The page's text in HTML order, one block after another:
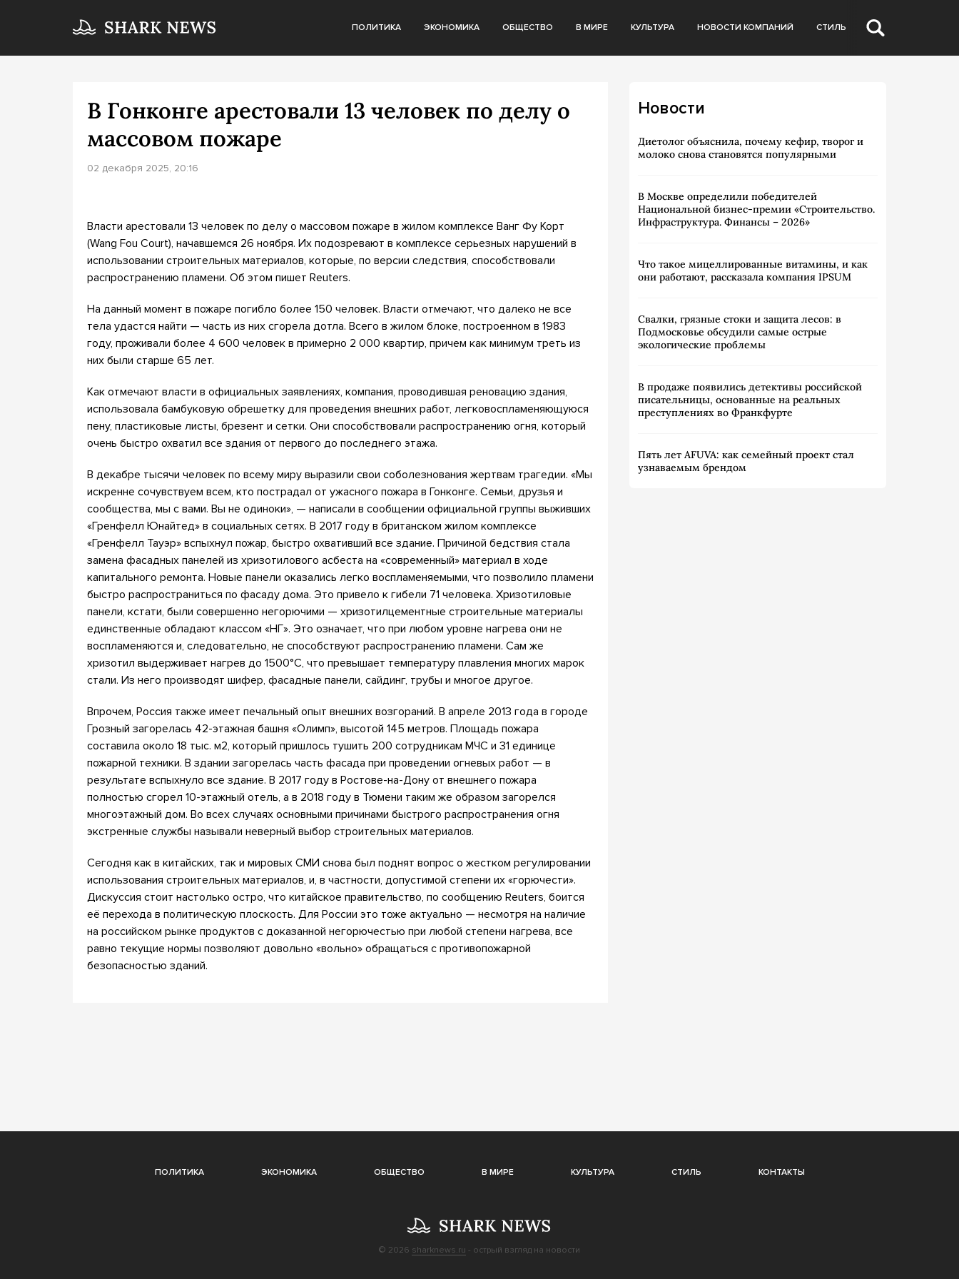
ПОЛИТИКА ЭКОНОМИКА ОБЩЕСТВО В МИРЕ КУЛЬТУРА НОВОСТИ КОМПАНИЙ СТИЛЬ
В Гонконге арестовали 13 человек по делу о
массовом пожаре
02 декабря 2025, 20:16
Власти арестовали 13 человек по делу о массовом пожаре в жилом комплексе Ванг Фу Корт
(Wang Fou Court), начавшемся 26 ноября. Их подозревают в комплексе серьезных нарушений в
использовании строительных материалов, которые, по версии следствия, способствовали
распространению пламени. Об этом пишет Reuters.
На данный момент в пожаре погибло более 150 человек. Власти отмечают, что далеко не все
тела удастся найти — часть из них сгорела дотла. Всего в жилом блоке, построенном в 1983
году, проживали более 4 600 человек в примерно 2 000 квартир, причем как минимум треть из
них были старше 65 лет.
Как отмечают власти в официальных заявлениях, компания, проводившая реновацию здания,
использовала бамбуковую обрешетку для проведения внешних работ, легковоспламеняющуюся
пену, пластиковые листы, брезент и сетки. Они способствовали распространению огня, который
очень быстро охватил все здания от первого до последнего этажа.
В декабре тысячи человек по всему миру выразили свои соболезнования жертвам трагедии. «Мы
искренне сочувствуем всем, кто пострадал от ужасного пожара в Гонконге. Семьи, друзья и
сообщества, мы с вами. Вы не одиноки», — написали в сообщении официальной группы выживших
«Гренфелл Юнайтед» в социальных сетях. В 2017 году в британском жилом комплексе
«Гренфелл Тауэр» вспыхнул пожар, быстро охвативший все здание. Причиной бедствия стала
замена фасадных панелей из хризотилового асбеста на «современный» материал в ходе
капитального ремонта. Новые панели оказались легко воспламеняемыми, что позволило пламени
быстро распространиться по фасаду дома. Это привело к гибели 71 человека. Хризотиловые
панели, кстати, были совершенно негорючими — хризотилцементные строительные материалы
единственные обладают классом «НГ». Это означает, что при любом уровне нагрева они не
воспламеняются и, следовательно, не способствуют распространению пламени. Сам же
хризотил выдерживает нагрев до 1500°С, что превышает температуру плавления многих марок
стали. Из него производят шифер, фасадные панели, сайдинг, трубы и многое другое.
Впрочем, Россия также имеет печальный опыт внешних возгораний. В апреле 2013 года в городе
Грозный загорелась 42-этажная башня «Олимп», высотой 145 метров. Площадь пожара
составила около 18 тыс. м2, который пришлось тушить 200 сотрудникам МЧС и 31 единице
пожарной техники. В здании загорелась часть фасада при проведении огневых работ — в
результате вспыхнуло все здание. В 2017 году в Ростове-на-Дону от внешнего пожара
полностью сгорел 10-этажный отель, а в 2018 году в Тюмени таким же образом загорелся
многоэтажный дом. Во всех случаях основными причинами быстрого распространения огня
экстренные службы называли неверный выбор строительных материалов.
Сегодня как в китайских, так и мировых СМИ снова был поднят вопрос о жестком регулировании
использования строительных материалов, и, в частности, допустимой степени их «горючести».
Дискуссия стоит настолько остро, что китайское правительство, по сообщению Reuters, боится
её перехода в политическую плоскость. Для России это тоже актуально — несмотря на наличие
на российском рынке продуктов с доказанной негорючестью при любой степени нагрева, все
равно текущие нормы позволяют довольно «вольно» обращаться с противопожарной
безопасностью зданий.
Новости
Диетолог объяснила, почему кефир, творог и
молоко снова становятся популярными
В Москве определили победителей
Национальной бизнес-премии «Строительство.
Инфраструктура. Финансы – 2026»
Что такое мицеллированные витамины, и как
они работают, рассказала компания IPSUM
Свалки, грязные стоки и защита лесов: в
Подмосковье обсудили самые острые
экологические проблемы
В продаже появились детективы российской
писательницы, основанные на реальных
преступлениях во Франкфурте
Пять лет AFUVA: как семейный проект стал
узнаваемым брендом
ПОЛИТИКА ЭКОНОМИКА ОБЩЕСТВО В МИРЕ КУЛЬТУРА СТИЛЬ КОНТАКТЫ
© 2026 sharknews.ru - острый взгляд на новости